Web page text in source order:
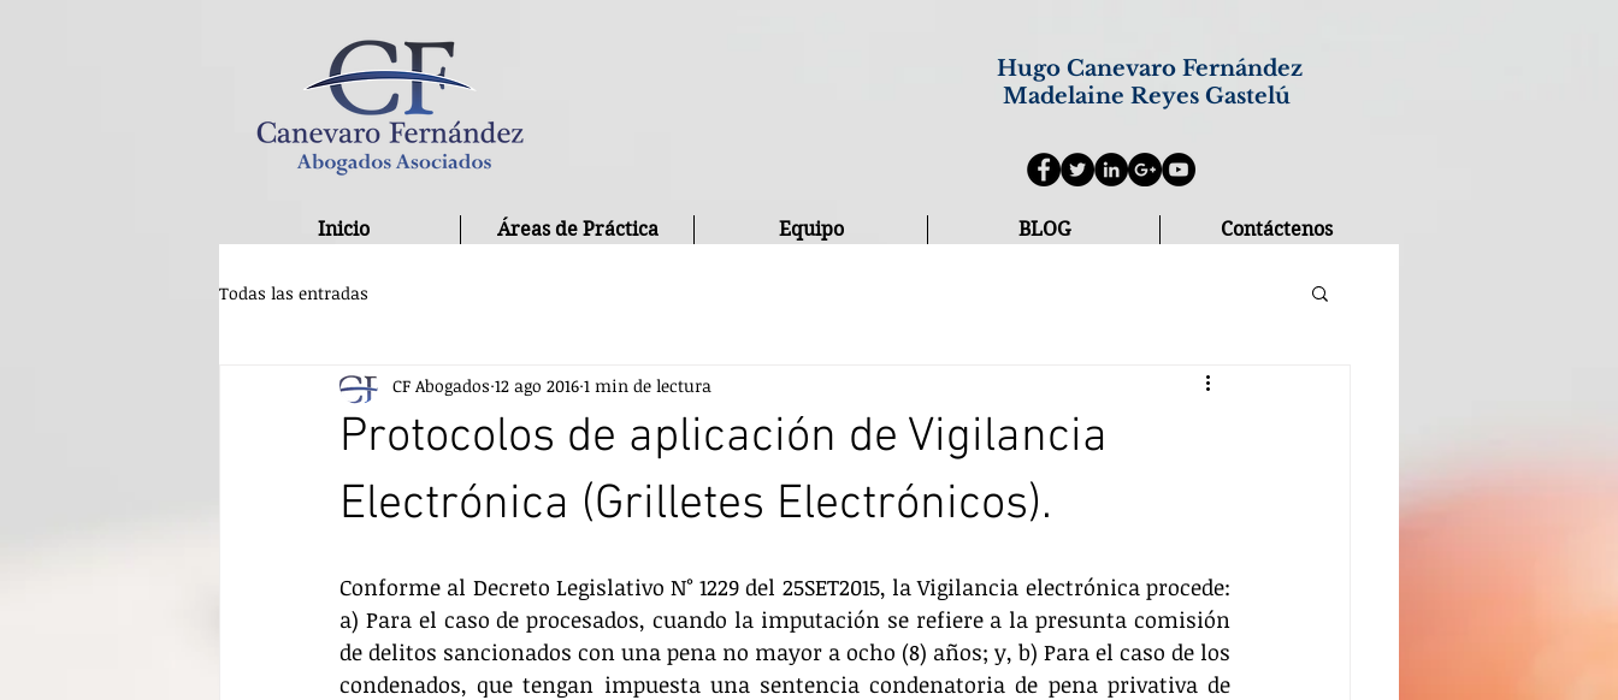
Hugo Canevaro Fernández
Madelaine Reyes Gastelú
Inicio Áreas de Práctica Equipo BLOG Contáctenos
Todas las entradas
Protocolos de aplicación de Vigilancia
Electrónica (Grilletes Electrónicos).
CF Abogados 12 ago 2016 1 min de lectura
Conforme al Decreto Legislativo N° 1229 del 25SET2015, la Vigilancia electrónica procede:
a) Para el caso de procesados, cuando la imputación se refiere a la presunta comisión
de delitos sancionados con una pena no mayor a ocho (8) años; y, b) Para el caso de los
condenados, que tengan impuesta una sentencia condenatoria de pena privativa de